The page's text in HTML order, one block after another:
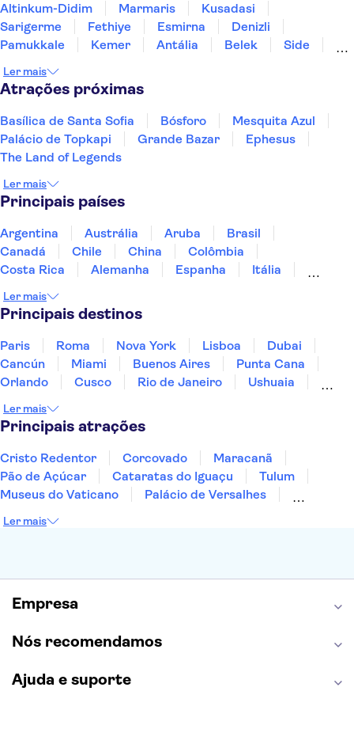
Altinkum-Didim Marmaris
Kusadasi
Sarigerme
Fethiye Esmirna
Denizli
Pamukkale
Kemer Antália Belek
Side
Ler mais
Atrações próximas
Basílica de Santa Sofia Bósforo
Mesquita Azul
Palácio de Topkapi
Grande Bazar
Ephesus
The Land of Legends
Ler mais
Principais países
Argentina Austrália Aruba
Brasil
Canadá
Chile China
Colômbia
Costa Rica
Alemanha Espanha
Itália
Panamá
Peru
Ler mais
Principais destinos
Paris Roma Nova York Lisboa
Dubai
Cancún
Miami Buenos Aires
Punta Cana
Orlando
Cusco Rio de Janeiro
Ushuaia
Fernando de Noronha
Ler mais
Principais atrações
Cristo Redentor Corcovado
Maracanã
Pão de Açúcar
Cataratas do Iguaçu
Tulum
Museus do Vaticano
Palácio de Versalhes
Museu do Louvre
Ler mais
Empresa
Nós recomendamos
Ajuda e suporte